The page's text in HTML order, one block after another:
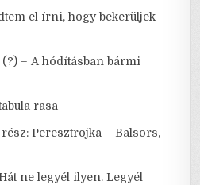
el írni, hogy bekerüljek
– A hódításban bármi
rasa
Peresztrojka – Balsors,
ne legyél ilyen. Legyél